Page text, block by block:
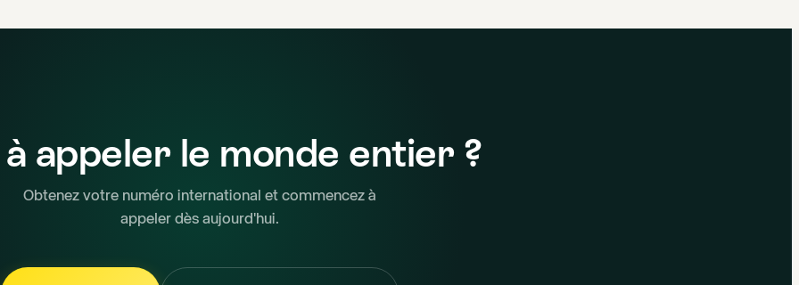
appeler le monde entier ?
Obtenez votre numéro international et commencez à
appeler dès aujourd'hui.